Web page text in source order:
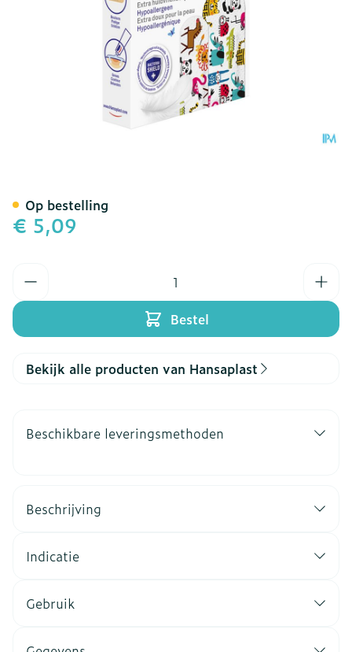
€ 5,09
Bestel
Op bestelling
Bekijk alle producten van Hansaplast
Beschikbare leveringsmethoden
Beschrijving
Indicatie
Gebruik